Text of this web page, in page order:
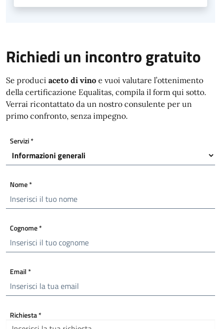
Richiedi un incontro gratuito
Se produci aceto di vino e vuoi valutare l’ottenimento
della certificazione Equalitas, compila il form qui sotto.
Verrai ricontattato da un nostro consulente per un
primo confronto, senza impegno.
Servizi*
Nome*
Cognome*
Email*
Richiesta*